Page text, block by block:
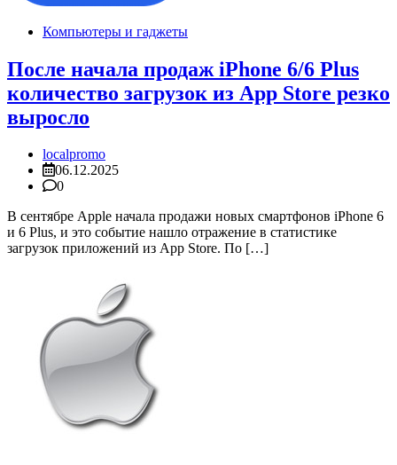
Компьютеры и гаджеты
После начала продаж iPhone 6/6 Plus
количество загрузок из App Store резко
выросло
localpromo
06.12.2025
0
В сентябре Apple начала продажи новых смартфонов iPhone 6
и 6 Plus, и это событие нашло отражение в статистике
загрузок приложений из App Store. По […]